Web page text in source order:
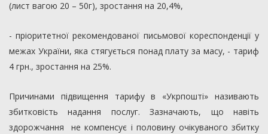
(лист вагою 20 – 50г), зростання на 20,4%,
- пріоритетної рекомендованої письмової кореспонденції у
межах України, яка стягується понад плату за масу, - тариф
4 грн., зростання на 25%.
Причинами підвищення тарифу в «Укрпошті» називають
збитковість надання послуг. Зазначають, що навіть
здорожчання не компенсує і половину очікуваного збитку